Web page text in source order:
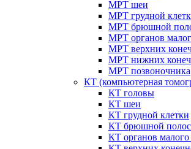
МРТ шеи
МРТ грудной
МРТ брюшной
МРТ органов
МРТ верхних
МРТ нижних
МРТ позвоночника
КТ (компьютерная
КТ головы
КТ шеи
КТ грудной клетки
КТ брюшной
КТ органов малого